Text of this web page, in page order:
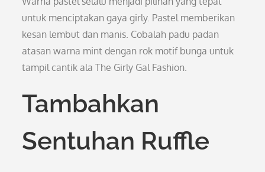
untuk menciptakan gaya girly. Pastel memberikan
kesan lembut dan manis. Cobalah padu padan
atasan warna mint dengan rok motif bunga untuk
tampil cantik ala The Girly Gal Fashion.
Tambahkan
Sentuhan Ruffle